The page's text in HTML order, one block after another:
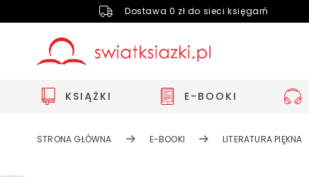
Dostawa 0 zł do sieci księgarń
KSIĄŻKI E-BOOKI
STRONA GŁÓWNA E-BOOKI LITERATURA PIĘKNA